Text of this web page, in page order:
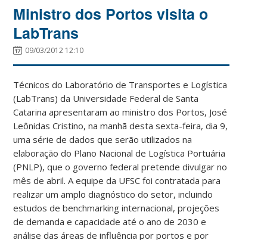
Ministro dos Portos visita o
LabTrans
09/03/2012 12:10
Técnicos do Laboratório de Transportes e Logística
(LabTrans) da Universidade Federal de Santa
Catarina apresentaram ao ministro dos Portos, José
Leônidas Cristino, na manhã desta sexta-feira, dia 9,
uma série de dados que serão utilizados na
elaboração do Plano Nacional de Logística Portuária
(PNLP), que o governo federal pretende divulgar no
mês de abril. A equipe da UFSC foi contratada para
realizar um amplo diagnóstico do setor, incluindo
estudos de benchmarking internacional, projeções
de demanda e capacidade até o ano de 2030 e
análise das áreas de influência por portos e por